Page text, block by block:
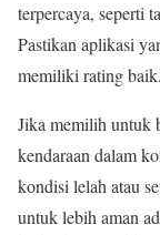
terpercaya, seperti
Pastikan aplikasi
memiliki rating baik.
Jika memilih untuk
kendaraan dalam
kondisi lelah atau
untuk lebih aman